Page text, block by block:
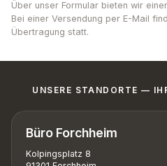
Über unser Formular bieten wir
Bei einer Versendung per E-Mail
Übertragung statt.
UNSERE STANDORTE —
Büro Forchheim
Kolpingsplatz 8